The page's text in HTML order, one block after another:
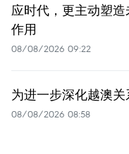
应时代，更主动塑
作用
08/08/2026 09:22
为进一步深化越澳
08/08/2026 08:58